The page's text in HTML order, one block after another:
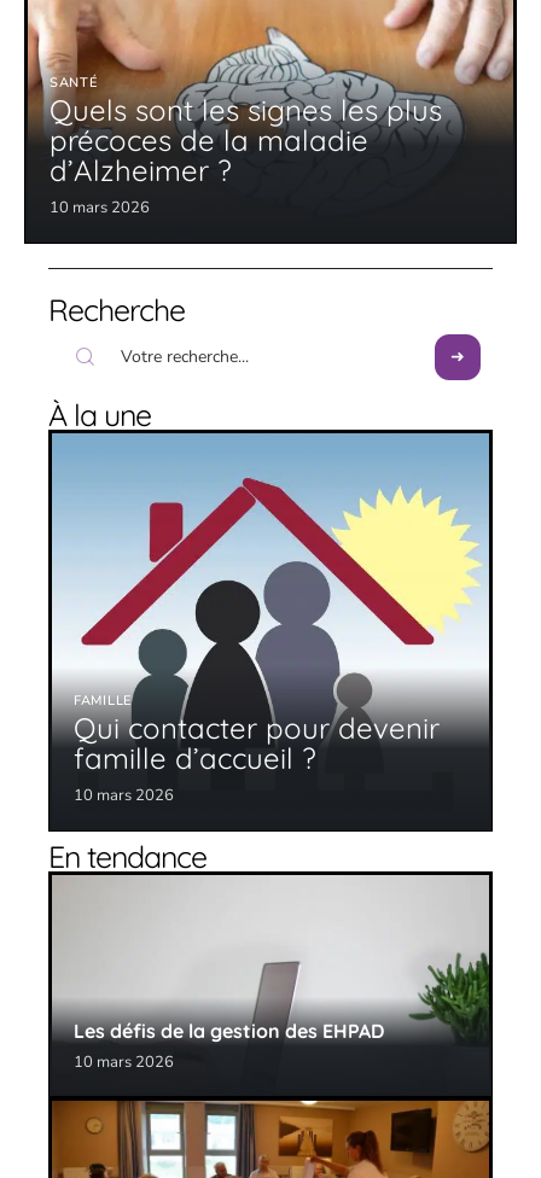
SANTÉ
Quels sont les signes les plus
précoces de la maladie
d’Alzheimer ?
10 mars 2026
Recherche
À la une
FAMILLE
Qui contacter pour devenir
famille d’accueil ?
10 mars 2026
En tendance
Les défis de la gestion des EHPAD
10 mars 2026